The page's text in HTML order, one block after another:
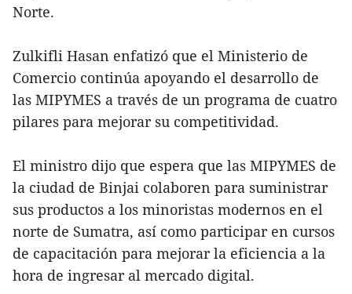
Norte.
Zulkifli Hasan enfatizó que el Ministerio de
Comercio continúa apoyando el desarrollo de
las MIPYMES a través de un programa de cuatro
pilares para mejorar su competitividad.
El ministro dijo que espera que las MIPYMES de
la ciudad de Binjai colaboren para suministrar
sus productos a los minoristas modernos en el
norte de Sumatra, así como participar en cursos
de capacitación para mejorar la eficiencia a la
hora de ingresar al mercado digital.